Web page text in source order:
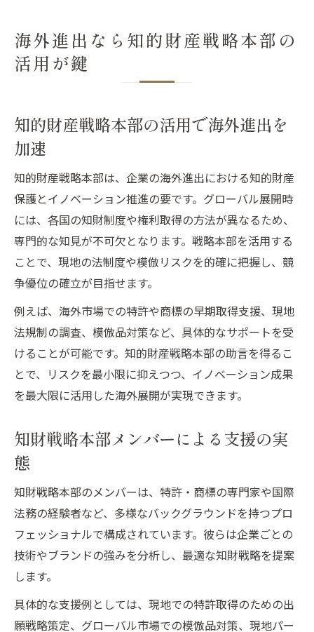
海外進出なら知的財産戦略本部の
活用が鍵
知的財産戦略本部の活用で海外進出を
加速
知的財産戦略本部は、企業の海外進出における知的財産
保護とイノベーション推進の要です。グローバル展開時
には、各国の知財制度や権利取得の方法が異なるため、
専門的な知見が不可欠となります。戦略本部を活用する
ことで、現地の法制度や模倣リスクを的確に把握し、競
争優位の確立が目指せます。
例えば、海外市場での特許や商標の早期取得支援、現地
法規制の調査、模倣品対策など、具体的なサポートを受
けることが可能です。知的財産戦略本部の助言を得るこ
とで、リスクを最小限に抑えつつ、イノベーション成果
を最大限に活用した海外展開が実現できます。
知財戦略本部メンバーによる支援の実
態
知財戦略本部のメンバーは、特許・商標の専門家や国際
法務の経験者など、多様なバックグラウンドを持つプロ
フェッショナルで構成されています。彼らは企業ごとの
技術やブランドの強みを分析し、最適な知財戦略を提案
します。
具体的な支援例としては、現地での特許取得のための出
願戦略策定、グローバル市場での模倣品対策、現地パー